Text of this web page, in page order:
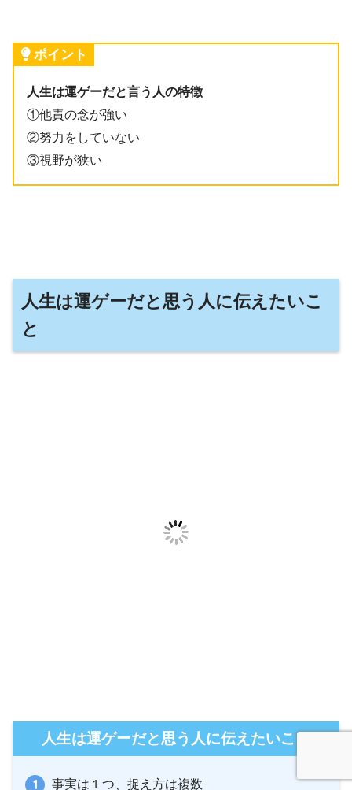
ポイント
人生は運ゲーだと言う人の特徴
①他責の念が強い
②努力をしていない
③視野が狭い
人生は運ゲーだと思う人に伝えたいこ
と
人生は運ゲーだと思う人に伝えたいこと
事実は１つ、捉え方は複数